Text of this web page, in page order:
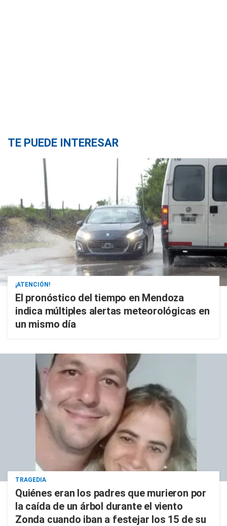
TE PUEDE INTERESAR
¡ATENCIÓN!
El pronóstico del tiempo en Mendoza
indica múltiples alertas meteorológicas en
un mismo día
TRAGEDIA
Quiénes eran los padres que murieron por
la caída de un árbol durante el viento
Zonda cuando iban a festejar los 15 de su